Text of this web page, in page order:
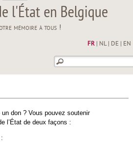
l'État en Belgique
mémoire à tous !
FR| NL| DE EN
don ? Vous pouvez soutenir
l’État de deux façons :
: